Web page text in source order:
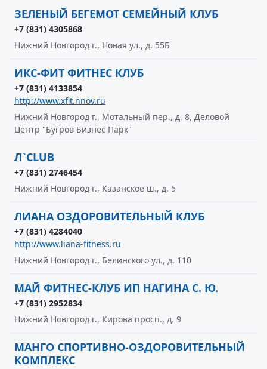
ЗЕЛЕНЫЙ БЕГЕМОТ СЕМЕЙНЫЙ КЛУБ
+7 (831) 4305868
Нижний Новгород г., Новая ул., д. 55Б
ИКС-ФИТ ФИТНЕС КЛУБ
+7 (831) 4133854
http://www.xfit.nnov.ru
Нижний Новгород г., Мотальный пер., д. 8, Деловой
Центр "Бугров Бизнес Парк"
Л`CLUB
+7 (831) 2746454
Нижний Новгород г., Казанское ш., д. 5
ЛИАНА ОЗДОРОВИТЕЛЬНЫЙ КЛУБ
+7 (831) 4284040
http://www.liana-fitness.ru
Нижний Новгород г., Белинского ул., д. 110
МАЙ ФИТНЕС-КЛУБ ИП НАГИНА С. Ю.
+7 (831) 2952834
Нижний Новгород г., Кирова просп., д. 9
МАНГО СПОРТИВНО-ОЗДОРОВИТЕЛЬНЫЙ
КОМПЛЕКС